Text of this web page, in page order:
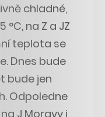
chladné,
na Z a JZ
teplota se
Dnes bude
bude jen
Odpoledne
J Moravy i